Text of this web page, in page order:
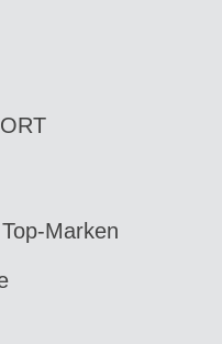
Marken